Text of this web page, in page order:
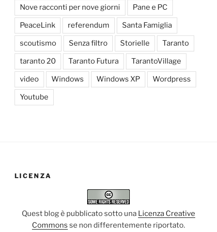
Nove racconti per nove giorni Pane e PC
PeaceLink referendum Santa Famiglia
scoutismo Senza filtro Storielle Taranto
taranto 20 Taranto Futura TarantoVillage
video Windows Windows XP Wordpress
Youtube
LICENZA
Quest blog è pubblicato sotto una Licenza Creative
Commons se non differentemente riportato.